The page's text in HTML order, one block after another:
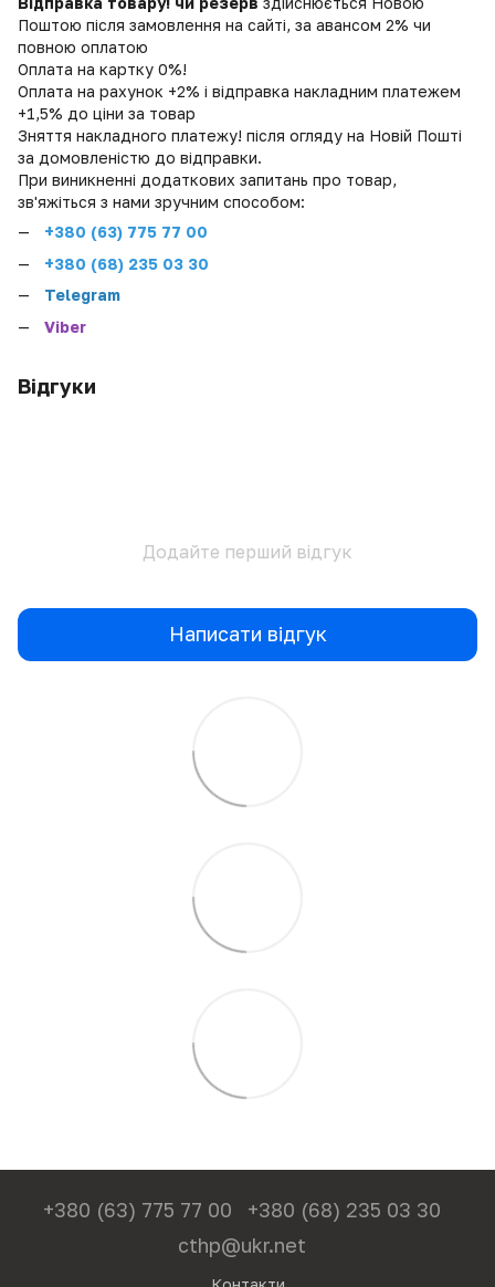
Поштою після замовлення на сайті, за авансом 2% чи
повною оплатою
Оплата на картку 0%!
Оплата на рахунок +2% і відправка накладним платежем
+1,5% до ціни за товар
Зняття накладного платежу! після огляду на Новій Пошті
за домовленістю до відправки.
При виникненні додаткових запитань про товар,
зв'яжіться з нами зручним способом:
+380 (63) 775 77 00
+380 (68) 235 03 30
Telegram
Viber
Відгуки
Додайте перший відгук
Написати відгук
+380 (63) 775 77 00
+380 (68) 235 03 30
cthp@ukr.net